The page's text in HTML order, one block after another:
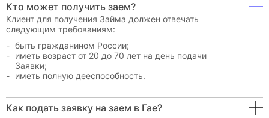
Кто может получить заем?
Клиент для получения Займа должен отвечать
следующим требованиям:
быть гражданином России;
иметь возраст от 20 до 70 лет на день подачи
Заявки;
иметь полную дееспособность.
Как подать заявку на заем в Гае?